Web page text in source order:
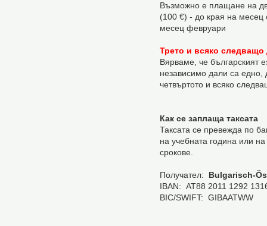
Възможно е плащане на
(100 €) - до края на месец
месец февруари
Трето и всяко следващо
Вярваме, че българският
независимо дали са едно,
четвъртото и всяко
Как се заплаща таксата
Таксата се превежда по
на учебната година или
срокове.
Получател: Bulgarisch-
IBAN: AT88 2011 1292
BIC/SWIFT: GIBAATWW